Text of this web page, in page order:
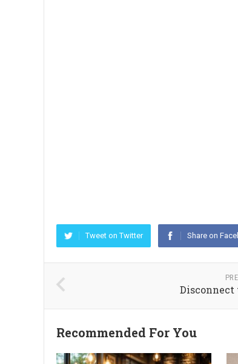
Tweet on Twitter Share on
Disconnect
Recommended For You